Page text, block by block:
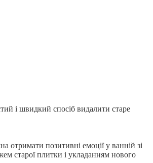
і швидкий спосіб видалити старе
отримати позитивні емоції у ванній зі
старої плитки і укладанням нового